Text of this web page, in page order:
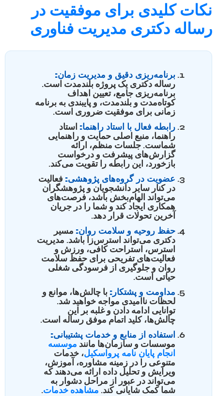
نکات کلیدی برای موفقیت در
رساله دکتری مدیریت فناوری
برنامه‌ریزی دقیق و مدیریت زمان:
رساله دکتری یک پروژه بلندمدت است.
برنامه‌ریزی جامع، تعیین اهداف
کوتاه‌مدت و بلندمدت، و پایبندی به برنامه
زمانی برای موفقیت ضروری است.
رابطه فعال با استاد راهنما: استاد
راهنما، منبع اصلی حمایت و راهنمایی
شماست. جلسات منظم، ارائه
گزارش‌های پیشرفت و درخواست
بازخورد، این رابطه را تقویت می‌کند.
عضویت در گروه‌های پژوهشی: فعالیت
در کنار سایر دانشجویان و پژوهشگران
می‌تواند الهام‌بخش باشد، فرصت‌های
همکاری ایجاد کند و شما را در جریان
آخرین تحولات قرار دهد.
حفظ روحیه و سلامت روان: مسیر
دکتری می‌تواند استرس‌زا باشد. مدیریت
استرس، استراحت کافی، ورزش و
فعالیت‌های تفریحی برای حفظ سلامت
روان و جلوگیری از فرسودگی شغلی
حیاتی است.
مداومت و پشتکار: با چالش‌ها، موانع و
لحظات ناامیدی مواجه خواهید شد.
توانایی ادامه دادن و غلبه بر این
چالش‌ها، کلید اتمام موفق رساله است.
استفاده از منابع و خدمات پشتیبانی:
موسسات و سازمان‌ها مانند موسسه
انجام پایان نامه پرواسکیل، خدمات
متنوعی را در زمینه مشاوره، آموزش،
ویرایش و تحلیل داده ارائه می‌دهند که
می‌تواند در عبور از مراحل دشوار به
شما کمک شایانی کند. مشاهده خدمات.